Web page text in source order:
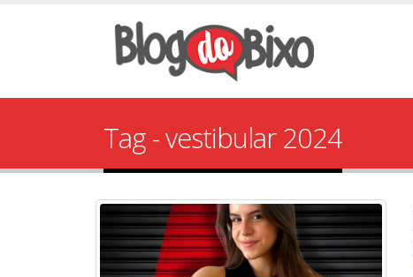
Tag - vestibular 2024